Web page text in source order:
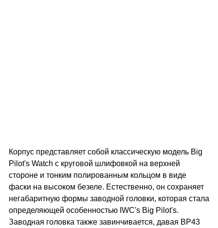
Корпус представляет собой классическую модель Big
Pilot's Watch с круговой шлифовкой на верхней
стороне и тонким полированным кольцом в виде
фаски на высоком безеле. Естественно, он сохраняет
негабаритную формы заводной головки, которая стала
определяющей особенностью IWC's Big Pilot's.
Заводная головка также завинчивается, давая BP43